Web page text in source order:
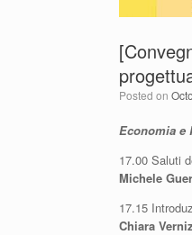
Posted on
Economia e
17.00 Saluti
Michele
17.15
Chiara